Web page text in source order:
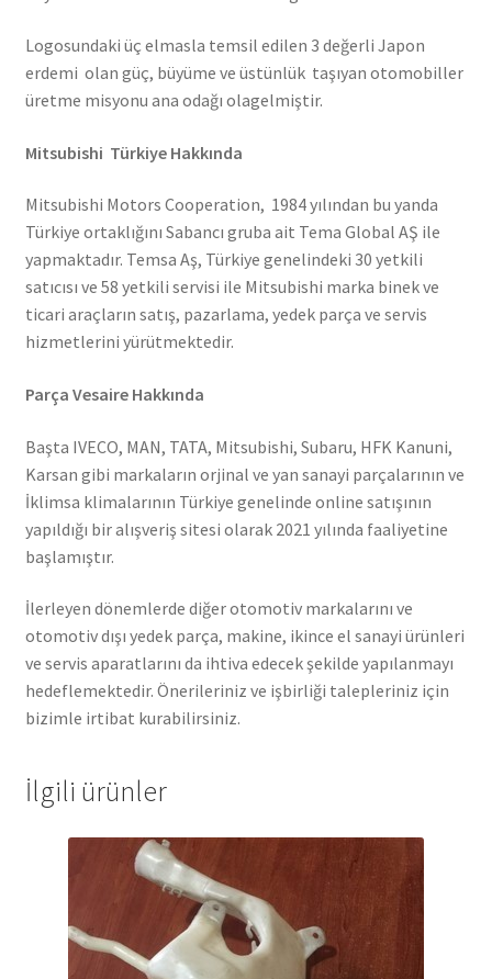
Logosundaki üç elmasla temsil edilen 3 değerli Japon
erdemi olan güç, büyüme ve üstünlük taşıyan otomobiller
üretme misyonu ana odağı olagelmiştir.
Mitsubishi Türkiye Hakkında
Mitsubishi Motors Cooperation, 1984 yılından bu yanda
Türkiye ortaklığını Sabancı gruba ait Tema Global AŞ ile
yapmaktadır. Temsa Aş, Türkiye genelindeki 30 yetkili
satıcısı ve 58 yetkili servisi ile Mitsubishi marka binek ve
ticari araçların satış, pazarlama, yedek parça ve servis
hizmetlerini yürütmektedir.
Parça Vesaire Hakkında
Başta IVECO, MAN, TATA, Mitsubishi, Subaru, HFK Kanuni,
Karsan gibi markaların orjinal ve yan sanayi parçalarının ve
İklimsa klimalarının Türkiye genelinde online satışının
yapıldığı bir alışveriş sitesi olarak 2021 yılında faaliyetine
başlamıştır.
İlerleyen dönemlerde diğer otomotiv markalarını ve
otomotiv dışı yedek parça, makine, ikince el sanayi ürünleri
ve servis aparatlarını da ihtiva edecek şekilde yapılanmayı
hedeflemektedir. Önerileriniz ve işbirliği talepleriniz için
bizimle irtibat kurabilirsiniz.
İlgili ürünler